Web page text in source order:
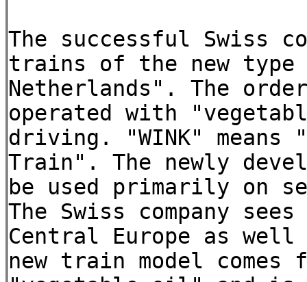
The successful Swiss
trains of the new type
Netherlands". The
operated with
driving. "WINK" means
Train". The newly
be used primarily on
The Swiss company
Central Europe as
new train model comes